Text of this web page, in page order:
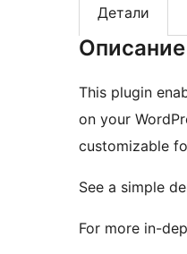
Детали
Описание
This plugin
on your
customizable
See a simple
For more in-